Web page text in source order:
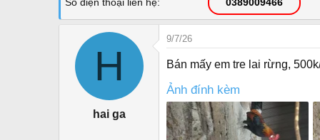
s
H
hai ga
9/7/26
Bán mấy em tre lai rừng,
Ảnh đính kèm